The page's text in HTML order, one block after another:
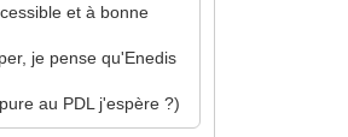
et à bonne
je pense qu'Enedis
au PDL j'espère ?)